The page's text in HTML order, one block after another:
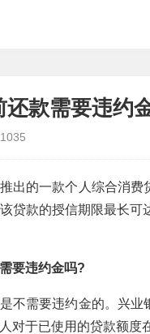
款需要违约
1035
出的一款个人综合消
贷款的授信期限最长
要违约金吗?
不需要违约金的。兴
对于已使用的贷款额度